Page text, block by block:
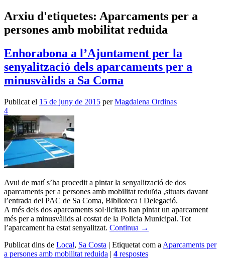
Arxiu d'etiquetes: Aparcaments per a
persones amb mobilitat reduida
Enhorabona a l’Ajuntament per la
senyalització dels aparcaments per a
minusvàlids a Sa Coma
Publicat el 15 de juny de 2015 perMagdalena Ordinas
4
Avui de matí s’ha procedit a pintar la senyalització de dos
aparcaments per a persones amb mobilitat reduïda ,situats davant
l’entrada del PAC de Sa Coma, Biblioteca i Delegació.
A més dels dos aparcaments sol·licitats han pintat un aparcament
més per a minusvàlids al costat de la Policia Municipal. Tot
l’aparcament ha estat senyalitzat. Continua →
Publicat dins de Local, Sa Costa | Etiquetat com a Aparcaments per
a persones amb mobilitat reduida | 4 respostes